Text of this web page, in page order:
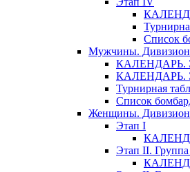
Список
Мужчины.
КАЛЕНДАРЬ.
КАЛЕНДАРЬ.
Турнирная
Список
Женщины. Дивизион
Этап I
Этап II.